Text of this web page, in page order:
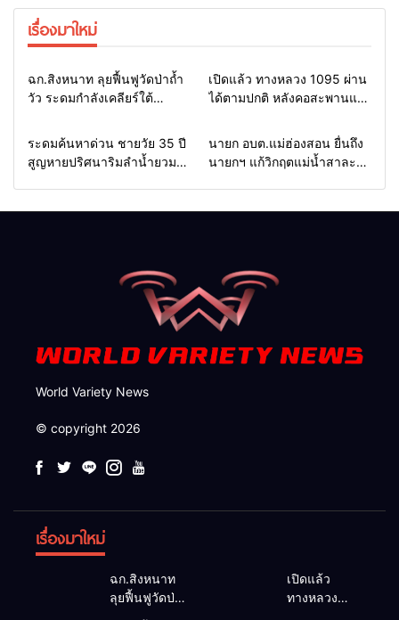
เรื่องมาใหม่
Home แวดวงทหาร
ฉก.สิงหนาท ลุยฟื้นฟูวัดป่าถ้ำ
วัว ระดมกำลังเคลียร์ใต้
ช่วยชาวบ้านฝ่าวิกฤตน้ำป่า
Home รอบรั้วทั่วไทย
เปิดแล้ว ทางหลวง 1095 ผ่าน
ได้ตามปกติ หลังคอสะพานแม่
แม่ฮ่องสอน สั่งเฝ้าระวัง 24
Home รอบรั้วทั่วไทย
ระดมค้นหาด่วน ชายวัย 35 ปี
สูญหายปริศนาริมลำน้ำยวม
Home รอบรั้วทั่วไทย
นายก อบต.แม่ฮ่องสอน ยื่นถึง
นายกฯ แก้วิกฤตแม่น้ำสาละ
World Variety News
© copyright 2026
เรื่องมาใหม่
ฉก.สิงหนาท
ลุยฟื้นฟูวัดป่า
ถ้ำวัว ระดม
เปิดแล้ว
ทางหลวง